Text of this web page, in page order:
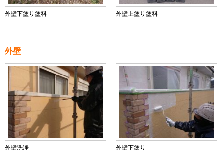
外壁下塗り塗料 外壁上塗り塗料
外壁
外壁洗浄 外壁下塗り